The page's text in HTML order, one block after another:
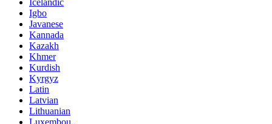
Igbo
Javanese
Kannada
Kazakh
Khmer
Kurdish
Kyrgyz
Latin
Latvian
Lithuanian
Luxembou..